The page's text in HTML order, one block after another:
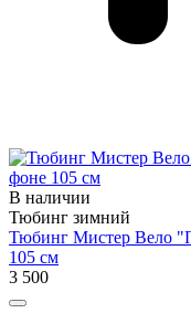
В наличии
Тюбинг зимний
Тюбинг Мистер Вело
105 см
3 500